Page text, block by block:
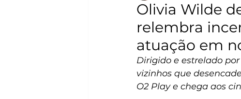
Olivia Wilde
relembra
atuação em
Dirigido e estrelado
vizinhos que
O2 Play e chega aos